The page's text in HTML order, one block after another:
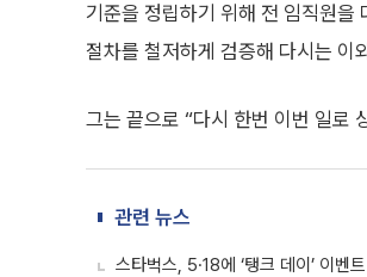
기준을 정립하기 위해 전 임직원을
절차를 철저하게 검증해 다시는 이
그는 끝으로 “다시 한번 이번 일로
관련 뉴스
스타벅스, 5·18에 ‘탱크 데이’ 이